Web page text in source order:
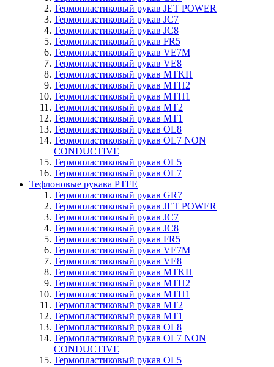
Термопластиковый рукав JET POWER
Термопластиковый рукав JC7
Термопластиковый рукав JC8
Термопластиковый рукав FR5
Термопластиковый рукав VE7M
Термопластиковый рукав VE8
Термопластиковый рукав MTKH
Термопластиковый рукав MTH2
Термопластиковый рукав MTH1
Термопластиковый рукав MT2
Термопластиковый рукав MT1
Термопластиковый рукав OL8
Термопластиковый рукав OL7 NON
CONDUCTIVE
Термопластиковый рукав OL5
Термопластиковый рукав OL7
Тефлоновые рукава PTFE
Термопластиковый рукав GR7
Термопластиковый рукав JET POWER
Термопластиковый рукав JC7
Термопластиковый рукав JC8
Термопластиковый рукав FR5
Термопластиковый рукав VE7M
Термопластиковый рукав VE8
Термопластиковый рукав MTKH
Термопластиковый рукав MTH2
Термопластиковый рукав MTH1
Термопластиковый рукав MT2
Термопластиковый рукав MT1
Термопластиковый рукав OL8
Термопластиковый рукав OL7 NON
CONDUCTIVE
Термопластиковый рукав OL5